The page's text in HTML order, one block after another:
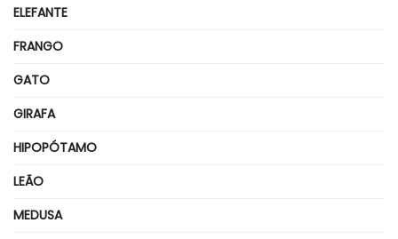
ELEFANTE
FRANGO
GATO
GIRAFA
HIPOPÓTAMO
LEÃO
MEDUSA